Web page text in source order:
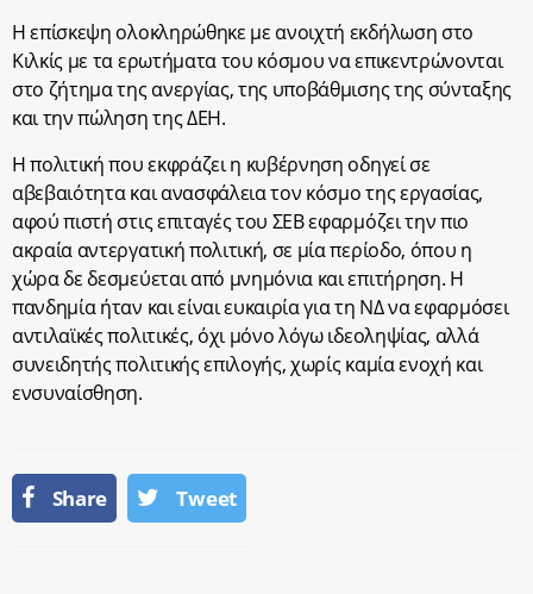
Η επίσκεψη ολοκληρώθηκε με ανοιχτή εκδήλωση στο
Κιλκίς με τα ερωτήματα του κόσμου να επικεντρώνονται
στο ζήτημα της ανεργίας, της υποβάθμισης της σύνταξης
και την πώληση της ΔΕΗ.
Η πολιτική που εκφράζει η κυβέρνηση οδηγεί σε
αβεβαιότητα και ανασφάλεια τον κόσμο της εργασίας,
αφού πιστή στις επιταγές του ΣΕΒ εφαρμόζει την πιο
ακραία αντεργατική πολιτική, σε μία περίοδο, όπου η
χώρα δε δεσμεύεται από μνημόνια και επιτήρηση. Η
πανδημία ήταν και είναι ευκαιρία για τη ΝΔ να εφαρμόσει
αντιλαϊκές πολιτικές, όχι μόνο λόγω ιδεοληψίας, αλλά
συνειδητής πολιτικής επιλογής, χωρίς καμία ενοχή και
ενσυναίσθηση.
Share Tweet